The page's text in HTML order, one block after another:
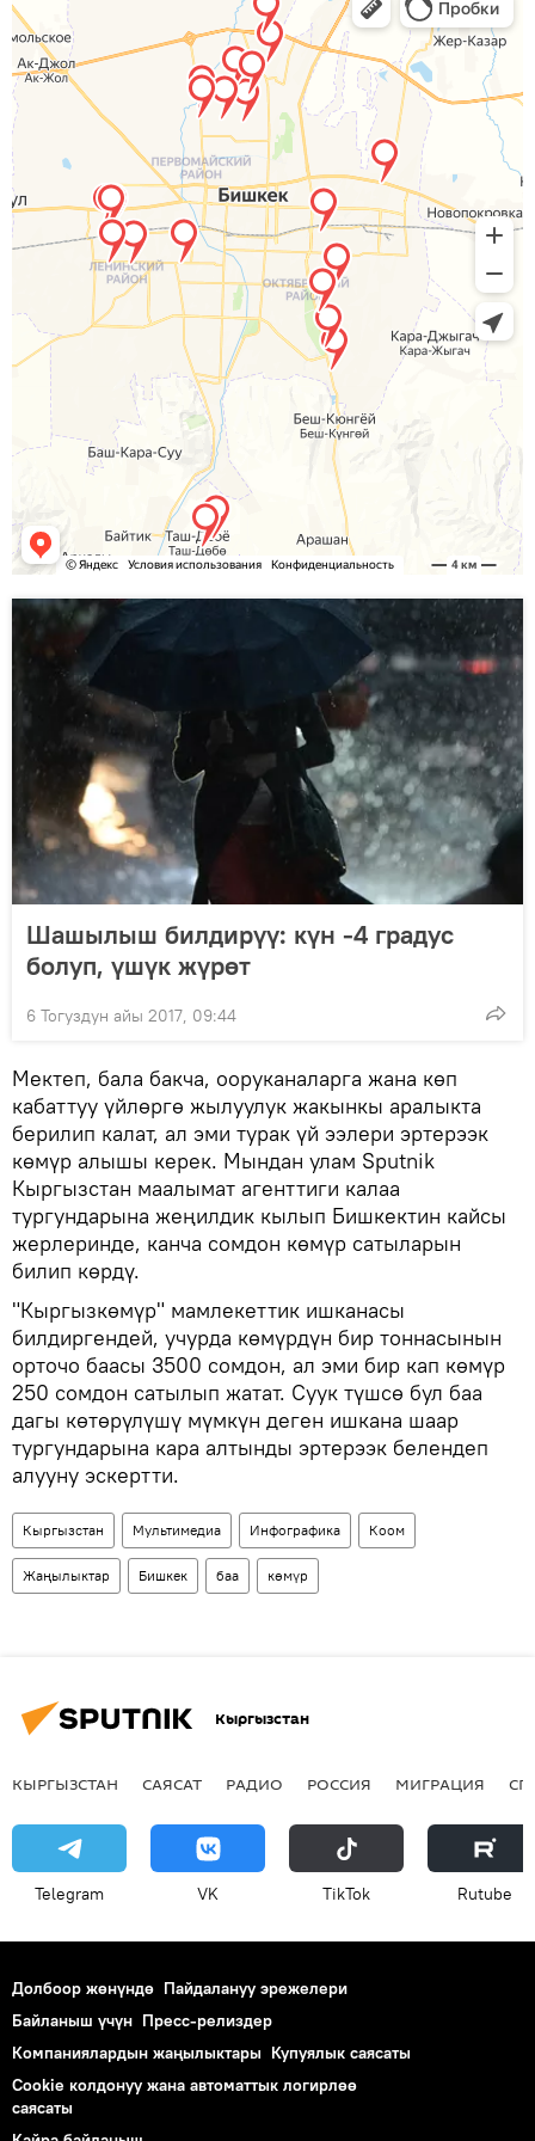
Шашылыш билдирүү: күн -4 градус
болуп, үшүк жүрөт
6 Тогуздун айы 2017, 09:44
Мектеп, бала бакча, ооруканаларга жана көп
кабаттуу үйлөргө жылуулук жакынкы аралыкта
берилип калат, ал эми турак үй ээлери эртерээк
көмүр алышы керек. Мындан улам Sputnik
Кыргызстан маалымат агенттиги калаа
тургундарына жеңилдик кылып Бишкектин кайсы
жерлеринде, канча сомдон көмүр сатыларын
билип көрдү.
"Кыргызкөмүр" мамлекеттик ишканасы
билдиргендей, учурда көмүрдүн бир тоннасынын
орточо баасы 3500 сомдон, ал эми бир кап көмүр
250 сомдон сатылып жатат. Суук түшсө бул баа
дагы көтөрүлүшү мүмкүн деген ишкана шаар
тургундарына кара алтынды эртерээк белендеп
алууну эскертти.
Кыргызстан Мультимедиа Инфографика Коом
Жаңылыктар Бишкек баа көмүр
Кыргызстан
КЫРГЫЗСТАН САЯСАТ РАДИО РОССИЯ МИГРАЦИЯ
Telegram VK ТikТоk Rutube
Долбоор жөнүндө Пайдалануу эрежелери
Байланыш үчүн Пресс-релиздер
Компаниялардын жаңылыктары Купуялык саясаты
Cookie колдонуу жана автоматтык логирлөө
саясаты